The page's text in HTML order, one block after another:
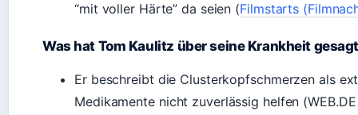
“mit voller Härte” da seien (Filmstarts
Was hat Tom Kaulitz über seine Krankheit
Er beschreibt die Clusterkopfschmerzen als
Medikamente nicht zuverlässig helfen